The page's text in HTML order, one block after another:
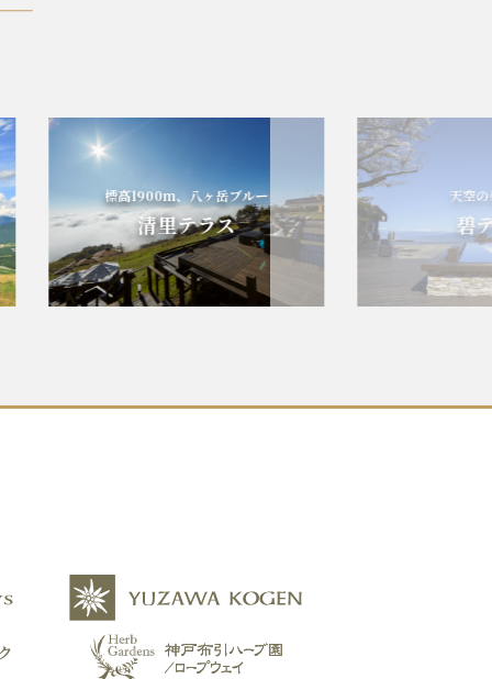
標高1900m、八ヶ岳ブルー
清里テラス
天空の碧
碧テ